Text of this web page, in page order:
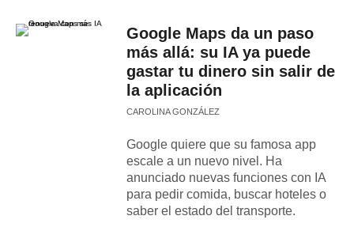
Google Maps da un paso
más allá: su IA ya puede
gastar tu dinero sin salir de
la aplicación
CAROLINA GONZÁLEZ
Google quiere que su famosa app
escale a un nuevo nivel. Ha
anunciado nuevas funciones con IA
para pedir comida, buscar hoteles o
saber el estado del transporte.